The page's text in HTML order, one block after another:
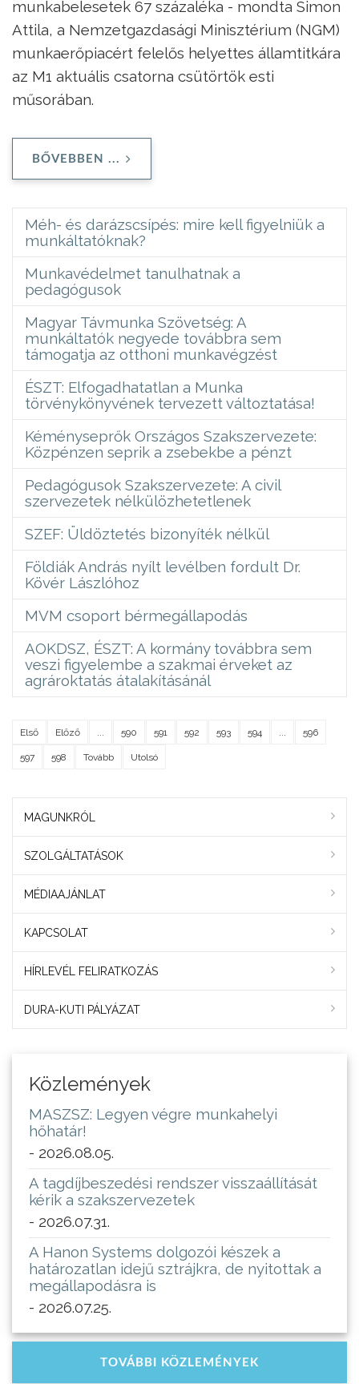
munkabelesetek 67 százaléka - mondta Simon
Attila, a Nemzetgazdasági Minisztérium (NGM)
munkaerőpiacért felelős helyettes államtitkára
az M1 aktuális csatorna csütörtök esti
műsorában.
BŐVEBBEN ...
Méh- és darázscsípés: mire kell figyelniük a
munkáltatóknak?
Munkavédelmet tanulhatnak a
pedagógusok
Magyar Távmunka Szövetség: A
munkáltatók negyede továbbra sem
támogatja az otthoni munkavégzést
ÉSZT: Elfogadhatatlan a Munka
törvénykönyvének tervezett változtatása!
Kéményseprők Országos Szakszervezete:
Közpénzen seprik a zsebekbe a pénzt
Pedagógusok Szakszervezete: A civil
szervezetek nélkülözhetetlenek
SZEF: Üldöztetés bizonyíték nélkül
Földiák András nyílt levélben fordult Dr.
Kövér Lászlóhoz
MVM csoport bérmegállapodás
AOKDSZ, ÉSZT: A kormány továbbra sem
veszi figyelembe a szakmai érveket az
agrároktatás átalakításánál
Első Előző 590 591 592 593 594 596
597 598 Tovább Utolsó
MAGUNKRÓL
SZOLGÁLTATÁSOK
MÉDIAAJÁNLAT
KAPCSOLAT
HÍRLEVÉL FELIRATKOZÁS
DURA-KUTI PÁLYÁZAT
Közlemények
MASZSZ: Legyen végre munkahelyi
hőhatár!
- 2026.08.05.
A tagdíjbeszedési rendszer visszaállítását
kérik a szakszervezetek
- 2026.07.31.
A Hanon Systems dolgozói készek a
határozatlan idejű sztrájkra, de nyitottak a
megállapodásra is
- 2026.07.25.
TOVÁBBI KÖZLEMÉNYEK